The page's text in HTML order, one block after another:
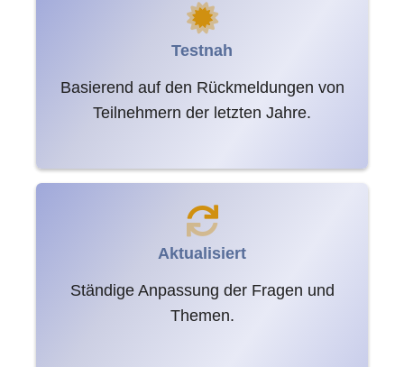
Testnah
Basierend auf den Rückmeldungen von
Teilnehmern der letzten Jahre.
Aktualisiert
Ständige Anpassung der Fragen und
Themen.